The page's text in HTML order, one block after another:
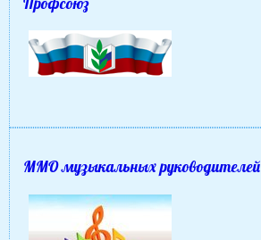
ММО музыкальных руководителей